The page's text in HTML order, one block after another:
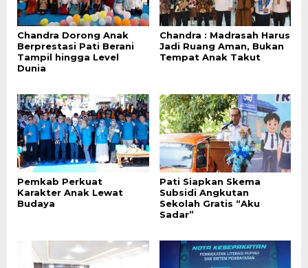
Chandra Dorong Anak
Berprestasi Pati Berani
Tampil hingga Level
Dunia
Chandra : Madrasah Harus
Jadi Ruang Aman, Bukan
Tempat Anak Takut
Pemkab Perkuat
Karakter Anak Lewat
Budaya
Pati Siapkan Skema
Subsidi Angkutan
Sekolah Gratis “Aku
Sadar”